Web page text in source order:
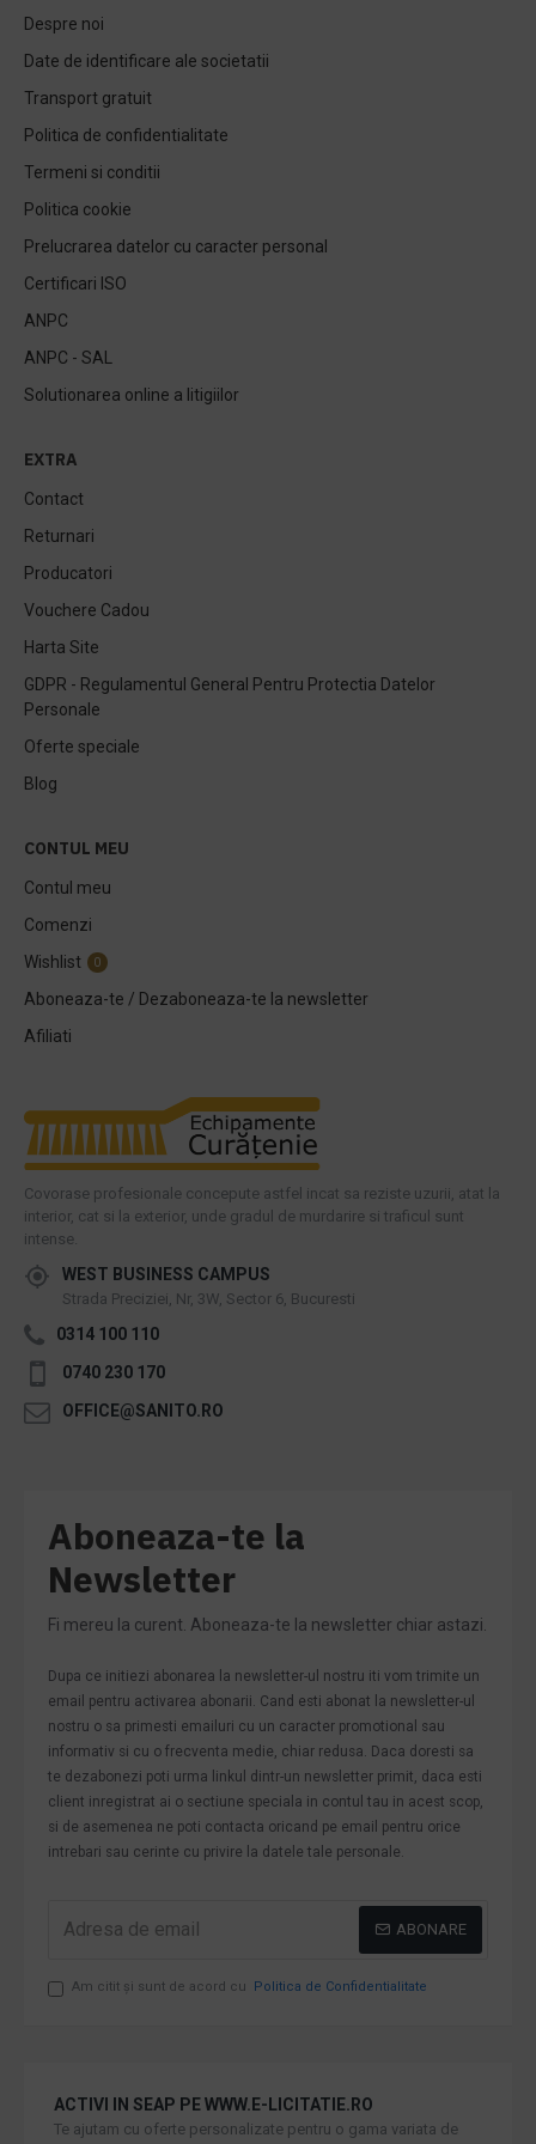
Despre noi
Date de identificare ale societatii
Transport gratuit
Politica de confidentialitate
Termeni si conditii
Politica cookie
Prelucrarea datelor cu caracter personal
Certificari ISO
ANPC
ANPC - SAL
Solutionarea online a litigiilor
EXTRA
Contact
Returnari
Producatori
Vouchere Cadou
Harta Site
GDPR - Regulamentul General Pentru Protectia Datelor
Personale
Oferte speciale
Blog
CONTUL MEU
Contul meu
Comenzi
Wishlist
0
Aboneaza-te / Dezaboneaza-te la newsletter
Afiliati
Covorase profesionale concepute astfel incat sa reziste uzurii, atat la
interior, cat si la exterior, unde gradul de murdarire si traficul sunt
intense.
WEST BUSINESS CAMPUS
Strada Preciziei, Nr, 3W, Sector 6, Bucuresti
0314 100 110
0740 230 170
OFFICE@SANITO.RO
Aboneaza-te la
Newsletter
Fi mereu la curent. Aboneaza-te la newsletter chiar astazi.
Dupa ce initiezi abonarea la newsletter-ul nostru iti vom trimite un
email pentru activarea abonarii. Cand esti abonat la newsletter-ul
nostru o sa primesti emailuri cu un caracter promotional sau
informativ si cu o frecventa medie, chiar redusa. Daca doresti sa
te dezabonezi poti urma linkul dintr-un newsletter primit, daca esti
client inregistrat ai o sectiune speciala in contul tau in acest scop,
si de asemenea ne poti contacta oricand pe email pentru orice
intrebari sau cerinte cu privire la datele tale personale.
ABONARE
Am citit şi sunt de acord cu Politica de Confidentialitate
ACTIVI IN SEAP PE WWW.E-LICITATIE.RO
Te ajutam cu oferte personalizate pentru o gama variata de